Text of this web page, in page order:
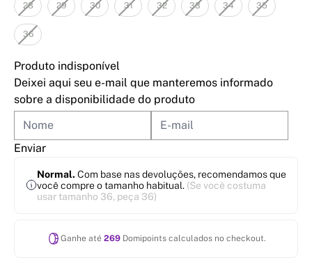
28 29 30 31 32 33 34 35
36
Produto indisponível
Deixei aqui seu e-mail que manteremos informado
sobre a disponibilidade do produto
Enviar
Normal. Com base nas devoluções, recomendamos que
você compre o tamanho habitual. (Se você costuma
usar tamanho 36, peça 36)
Ganhe até 269Domipoints calculados no checkout.